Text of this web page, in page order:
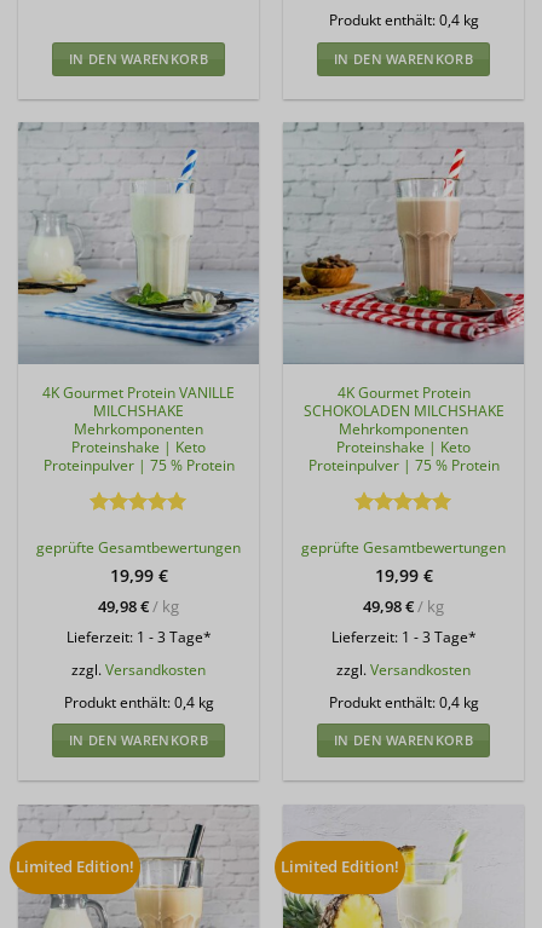
IN DEN WARENKORB
Produkt enthält: 0,4 kg
IN DEN WARENKORB
4K Gourmet Protein VANILLE
MILCHSHAKE
Mehrkomponenten
Proteinshake | Keto
Proteinpulver | 75 % Protein
mit5von
geprüfte Gesamtbewertungen
19,99 €
49,98€ / kg
Lieferzeit: 1 - 3 Tage*
zzgl.Versandkosten
Produkt enthält: 0,4 kg
IN DEN WARENKORB
4K Gourmet Protein
SCHOKOLADEN MILCHSHAKE
Mehrkomponenten
Proteinshake | Keto
Proteinpulver | 75 % Protein
mit5von
geprüfte Gesamtbewertungen
19,99 €
49,98€ / kg
Lieferzeit: 1 - 3 Tage*
zzgl.Versandkosten
Produkt enthält: 0,4 kg
IN DEN WARENKORB
Limited Edition! Limited Edition!